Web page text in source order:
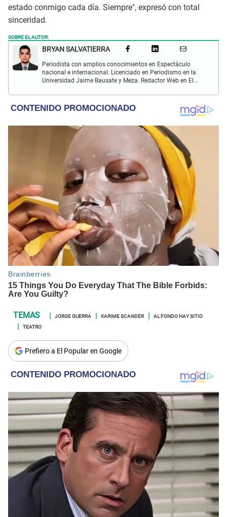
estado conmigo cada día. Siempre", expresó con total
sinceridad.
SOBRE EL AUTOR:
BRYAN SALVATIERRA
Periodista con amplios conocimientos en Espectáculo
nacional e internacional. Licenciado en Periodismo en la
Universidad Jaime Bausate y Meza. Redactor Web en El
películas, series, videojuegos y espectáculo.
JORGE GUERRA KARIME SCANDER
AL FONDO HAY SITIO
TEATRO
Prefiero a El Popular en Google